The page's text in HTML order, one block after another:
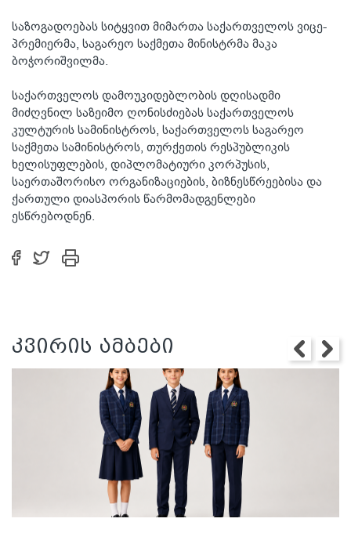
საზოგადოებას სიტყვით მიმართა საქართველოს ვიცე-
პრემიერმა, საგარეო საქმეთა მინისტრმა მაკა
ბოჭორიშვილმა.
საქართველოს დამოუკიდებლობის დღისადმი
მიძღვნილ საზეიმო ღონისძიებას საქართველოს
კულტურის სამინისტროს, საქართველოს საგარეო
საქმეთა სამინისტროს, თურქეთის რესპუბლიკის
ხელისუფლების, დიპლომატიური კორპუსის,
საერთაშორისო ორგანიზაციების, ბიზნესწრეებისა და
ქართული დიასპორის წარმომადგენლები
ესწრებოდნენ.
კვირის ამბები